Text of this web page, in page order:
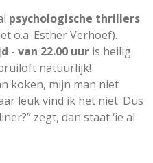
psychologische thrillers
o.a. Esther Verhoef).
- van 22.00 uur is heilig.
natuurlijk!
koken, mijn man niet
leuk vind ik het niet. Dus
zegt, dan staat ‘ie al